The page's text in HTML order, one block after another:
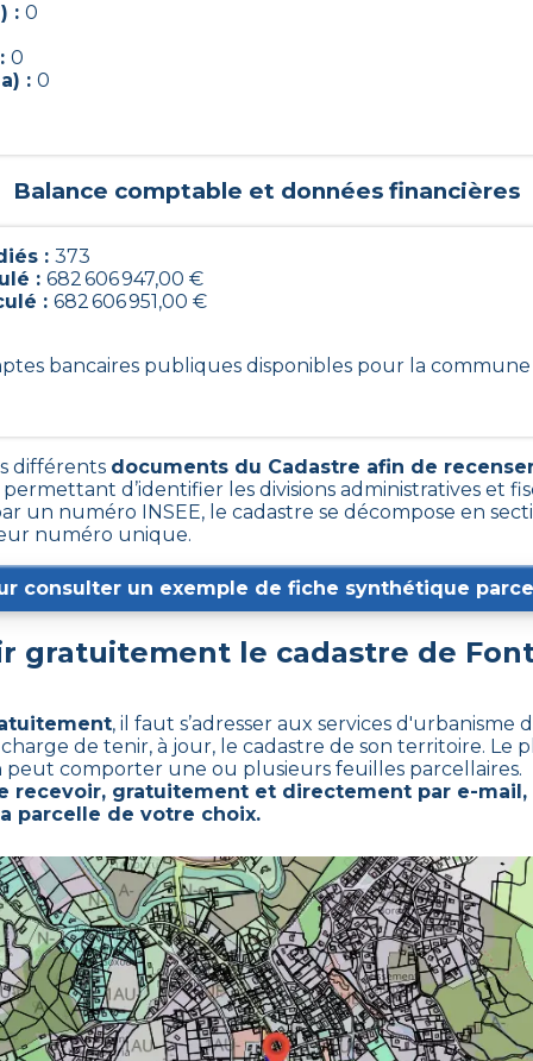
: 0
0
: 0
Balance comptable et données financières
: 373
: 682 606 947,00 €
: 682 606 951,00 €
bancaires publiques disponibles pour la
différents documents du Cadastre afin de
d’identifier les divisions administratives et
un numéro INSEE, le cadastre se décompose en
numéro unique.
consulter un exemple de fiche synthétique
gratuitement le cadastre de
, il faut s’adresser aux services d'urbanisme
de tenir, à jour, le cadastre de son territoire. Le
peut comporter une ou plusieurs feuilles parcellaires.
recevoir, gratuitement et directement par e-mail,
parcelle de votre choix.